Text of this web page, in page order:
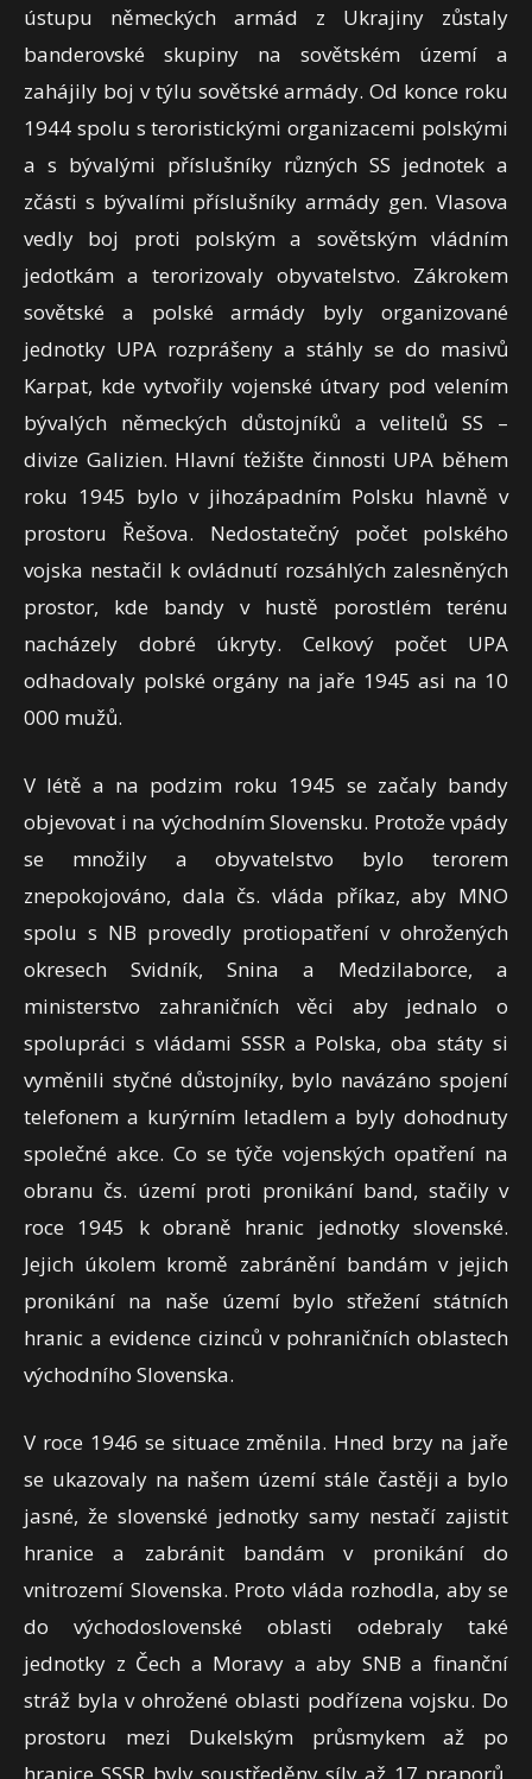
ústupu německých armád z Ukrajiny zůstaly
banderovské skupiny na sovětském území a
zahájily boj v týlu sovětské armády. Od konce roku
1944 spolu s teroristickými organizacemi polskými
a s bývalými příslušníky různých SS jednotek a
zčásti s bývalími příslušníky armády gen. Vlasova
vedly boj proti polským a sovětským vládním
jedotkám a terorizovaly obyvatelstvo. Zákrokem
sovětské a polské armády byly organizované
jednotky UPA rozprášeny a stáhly se do masivů
Karpat, kde vytvořily vojenské útvary pod velením
bývalých německých důstojníků a velitelů SS –
divize Galizien. Hlavní ťežište činnosti UPA během
roku 1945 bylo v jihozápadním Polsku hlavně v
prostoru Řešova. Nedostatečný počet polského
vojska nestačil k ovládnutí rozsáhlých zalesněných
prostor, kde bandy v hustě porostlém terénu
nacházely dobré úkryty. Celkový počet UPA
odhadovaly polské orgány na jaře 1945 asi na 10
000 mužů.
V létě a na podzim roku 1945 se začaly bandy
objevovat i na východním Slovensku. Protože vpády
se množily a obyvatelstvo bylo terorem
znepokojováno, dala čs. vláda příkaz, aby MNO
spolu s NB provedly protiopatření v ohrožených
okresech Svidník, Snina a Medzilaborce, a
ministerstvo zahraničních věci aby jednalo o
spolupráci s vládami SSSR a Polska, oba státy si
vyměnili styčné důstojníky, bylo navázáno spojení
telefonem a kurýrním letadlem a byly dohodnuty
společné akce. Co se týče vojenských opatření na
obranu čs. území proti pronikání band, stačily v
roce 1945 k obraně hranic jednotky slovenské.
Jejich úkolem kromě zabránění bandám v jejich
pronikání na naše území bylo střežení státních
hranic a evidence cizinců v pohraničních oblastech
východního Slovenska.
V roce 1946 se situace změnila. Hned brzy na jaře
se ukazovaly na našem území stále častěji a bylo
jasné, že slovenské jednotky samy nestačí zajistit
hranice a zabránit bandám v pronikání do
vnitrozemí Slovenska. Proto vláda rozhodla, aby se
do východoslovenské oblasti odebraly také
jednotky z Čech a Moravy a aby SNB a finanční
stráž byla v ohrožené oblasti podřízena vojsku. Do
prostoru mezi Dukelským průsmykem až po
hranice SSSR byly soustředěny síly až 17 praporů,